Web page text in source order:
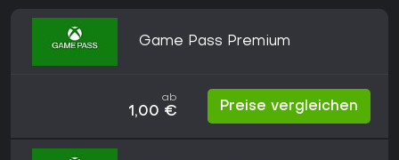
Game Pass Premium
ab
1,00 € Preise vergleichen